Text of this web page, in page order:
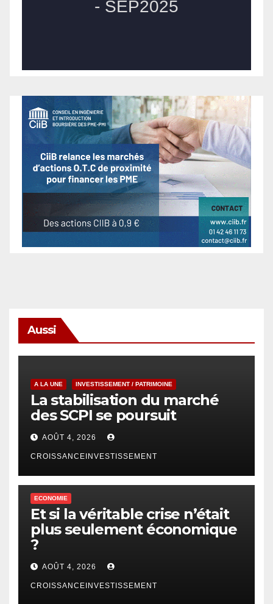
Aussi
A LA UNE INVESTISSEMENT / PATRIMOINE
La stabilisation du marché
des SCPI se poursuit
AOÛT 4, 2026
CROISSANCEINVESTISSEMENT
ECONOMIE
Et si la véritable crise n’était
plus seulement économique
?
AOÛT 4, 2026
CROISSANCEINVESTISSEMENT